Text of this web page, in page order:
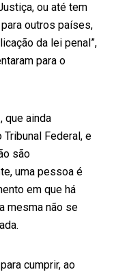
ou até tem
outros países,
da lei penal”,
para o
que ainda
Federal, e
são
uma pessoa é
em que há
mesma não se
cumprir, ao